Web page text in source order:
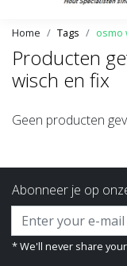
Home Tags osmo
Producten
wisch en fix
Geen producten
Abonneer je op
* We'll never share